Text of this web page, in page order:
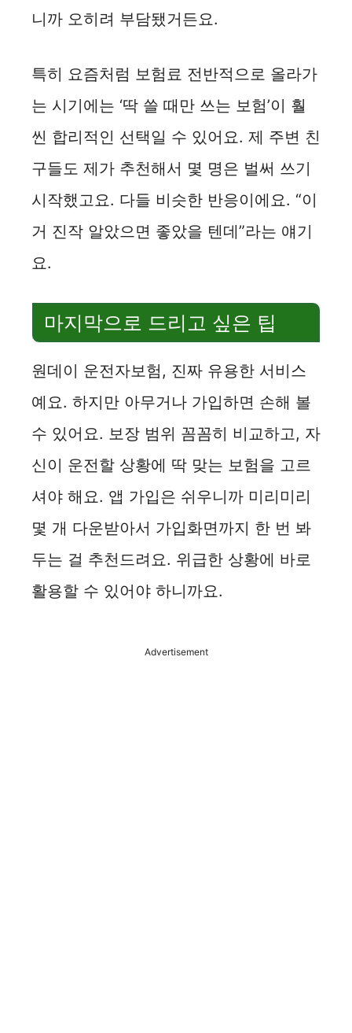
니까 오히려 부담됐거든요.
특히 요즘처럼 보험료 전반적으로 올라가
는 시기에는 ‘딱 쓸 때만 쓰는 보험’이 훨
씬 합리적인 선택일 수 있어요. 제 주변 친
구들도 제가 추천해서 몇 명은 벌써 쓰기
시작했고요. 다들 비슷한 반응이에요. “이
거 진작 알았으면 좋았을 텐데”라는 얘기
요.
마지막으로 드리고 싶은 팁
원데이 운전자보험, 진짜 유용한 서비스
예요. 하지만 아무거나 가입하면 손해 볼
수 있어요. 보장 범위 꼼꼼히 비교하고, 자
신이 운전할 상황에 딱 맞는 보험을 고르
셔야 해요. 앱 가입은 쉬우니까 미리미리
몇 개 다운받아서 가입화면까지 한 번 봐
두는 걸 추천드려요. 위급한 상황에 바로
활용할 수 있어야 하니까요.
Advertisement